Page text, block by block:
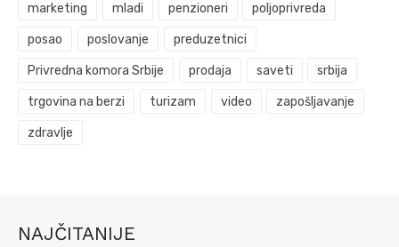
marketing mladi penzioneri poljoprivreda
posao poslovanje preduzetnici
Privredna komora Srbije prodaja saveti srbija
trgovina na berzi turizam video zapošljavanje
zdravlje
NAJČITANIJE